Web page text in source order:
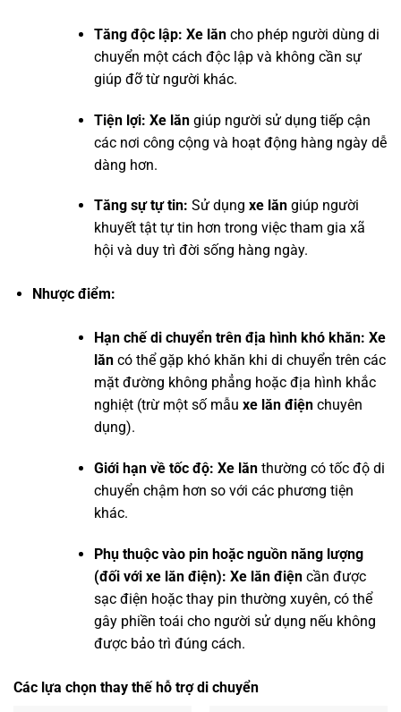
Tăng độc lập: Xe lăncho phép người dùng di
chuyển một cách độc lập và không cần sự
giúp đỡ từ người khác.
Tiện lợi: Xe lăngiúp người sử dụng tiếp cận
các nơi công cộng và hoạt động hàng ngày dễ
dàng hơn.
Tăng sự tự tin: Sử dụng xe lăngiúp người
khuyết tật tự tin hơn trong việc tham gia xã
hội và duy trì đời sống hàng ngày.
Nhược điểm:
Hạn chế di chuyển trên địa hình khó khăn: Xe
lăncó thể gặp khó khăn khi di chuyển trên các
mặt đường không phẳng hoặc địa hình khắc
nghiệt (trừ một số mẫu xe lăn điệnchuyên
dụng).
Giới hạn về tốc độ: Xe lănthường có tốc độ di
chuyển chậm hơn so với các phương tiện
khác.
Phụ thuộc vào pin hoặc nguồn năng lượng
(đối với xe lăn điện): Xe lăn điệncần được
sạc điện hoặc thay pin thường xuyên, có thể
gây phiền toái cho người sử dụng nếu không
được bảo trì đúng cách.
Các lựa chọn thay thế hỗ trợ di chuyển